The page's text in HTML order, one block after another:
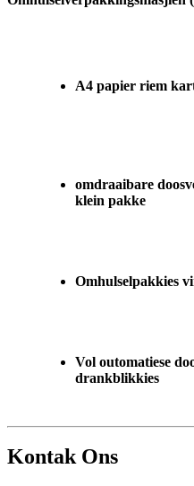
A4 papier riem
omdraaibare
klein pakke
Omhulselpakkies
Vol outomatiese
drankblikkies
Kontak Ons